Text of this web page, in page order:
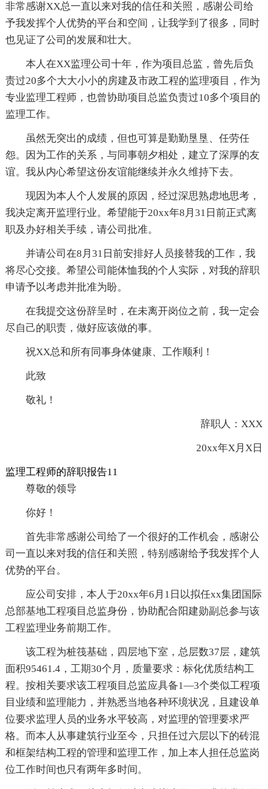
非常感谢XX总一直以来对我的信任和关照，感谢公司给
予我发挥个人优势的平台和空间，让我学到了很多，同时
也见证了公司的发展和壮大。
本人在XX监理公司十年，作为项目总监，曾先后负
责过20多个大大小小的房建及市政工程的监理项目，作为
专业监理工程师，也曾协助项目总监负责过10多个项目的
监理工作。
虽然无突出的成绩，但也可算是勤勤垦垦、任劳任
怨。因为工作的关系，与同事朝夕相处，建立了深厚的友
谊。我从内心希望这份友谊能继续并永久维持下去。
现因为本人个人发展的原因，经过深思熟虑地思考，
我决定离开监理行业。希望能于20xx年8月31日前正式离
职及办好相关手续，请公司批准。
并请公司在8月31日前安排好人员接替我的工作，我
将尽心交接。希望公司能体恤我的个人实际，对我的辞职
申请予以考虑并批准为盼。
在我提交这份辞呈时，在未离开岗位之前，我一定会
尽自己的职责，做好应该做的事。
祝XX总和所有同事身体健康、工作顺利！
此致
敬礼！
辞职人：XXX
20xx年X月X日
监理工程师的辞职报告11
尊敬的领导
你好！
首先非常感谢公司给了一个很好的工作机会，感谢公
司一直以来对我的信任和关照，特别感谢给予我发挥个人
优势的平台。
应公司安排，本人于20xx年6月1日以拟任xx集团国际
总部基地工程项目总监身份，协助配合阳建勋副总参与该
工程监理业务前期工作。
该工程为桩筏基础，四层地下室，总层数37层，建筑
面积95461.4，工期30个月，质量要求：标化优质结构工
程。按相关要求该工程项目总监应具备1—3个类似工程项
目业绩和监理能力，并熟悉当地各种环境状况，且建设单
位要求监理人员的业务水平较高，对监理的管理要求严
格。而本人从事建筑行业至今，只担任过六层以下的砖混
和框架结构工程的管理和监理工作，加上本人担任总监岗
位工作时间也只有两年多时间。